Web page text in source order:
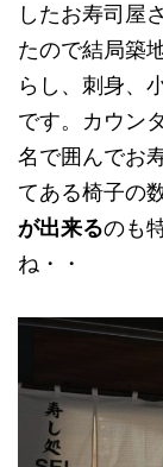
したお寿司屋
たので結局築
らし、刺身、
です。カウン
名で囲んでお
てある椅子の
が出来るのも
ね・・